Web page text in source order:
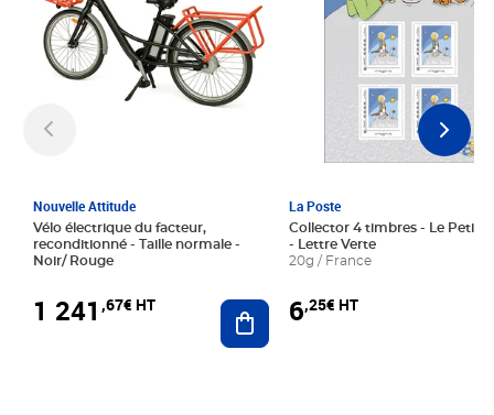
Nouvelle Attitude
Vélo électrique du facteur,
reconditionné - Taille normale -
Noir/ Rouge
1 241 ,67€ HT Ajouter au panier
La Poste
Collector 4 timbres - Le Petit
- Lettre Verte
20g / France
6,25€ HT